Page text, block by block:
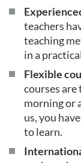
teachers
teaching
in a
Flexible
courses
morning or
us, you
to learn.